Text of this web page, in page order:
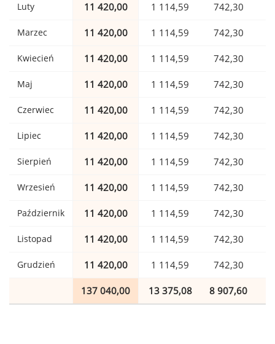
Luty 11 420,00 1 114,59 742,30
Marzec 11 420,00 1 114,59 742,30
Kwiecień 11 420,00 1 114,59 742,30
Maj 11 420,00 1 114,59 742,30
Czerwiec 11 420,00 1 114,59 742,30
Lipiec 11 420,00 1 114,59 742,30
Sierpień 11 420,00 1 114,59 742,30
Wrzesień 11 420,00 1 114,59 742,30
Październik 11 420,00 1 114,59 742,30
Listopad 11 420,00 1 114,59 742,30
Grudzień 11 420,00 1 114,59 742,30
137 040,00 13 375,08 8 907,60